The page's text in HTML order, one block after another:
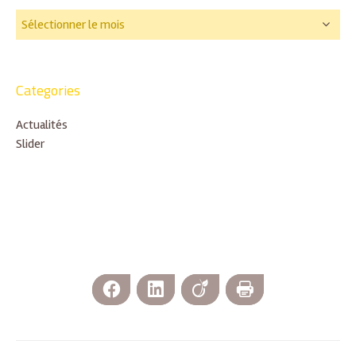
Categories
Actualités
Slider
Facebook LinkedIn Viadeo